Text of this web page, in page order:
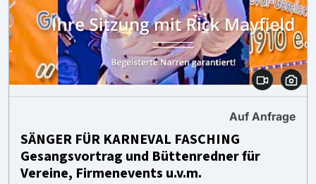
Auf Anfrage
SÄNGER FÜR KARNEVAL FASCHING
Gesangsvortrag und Büttenredner für
Vereine, Firmenevents u.v.m.